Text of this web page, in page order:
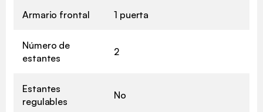
Armario frontal 1 puerta
Número de
estantes
2
Estantes
regulables
No